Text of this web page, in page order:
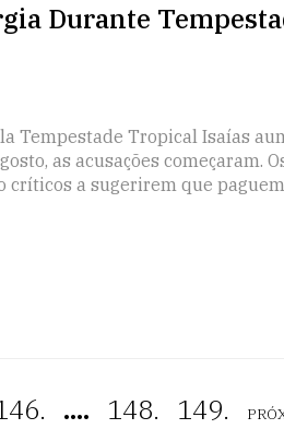
Durante
Tempestade Tropical Isaías
as acusações começaram.
a sugerirem que
.... 148. 149.